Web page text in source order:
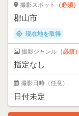
撮影スポット （必須）
現在地を取得
撮影ジャンル （必須）
撮影日時 （任意）